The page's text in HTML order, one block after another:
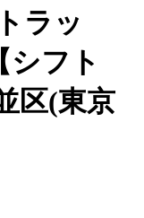
ラッ
シフト
区(東京